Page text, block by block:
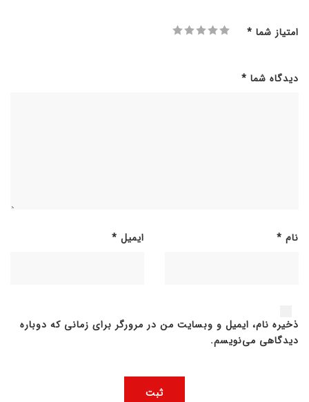
امتیاز شما *
دیدگاه شما *
نام * ایمیل *
ذخیره نام، ایمیل و وبسایت من در مرورگر برای زمانی که دوباره
دیدگاهی می‌نویسم.